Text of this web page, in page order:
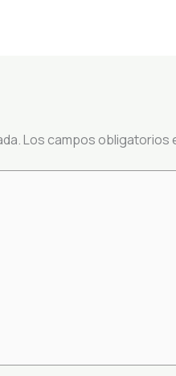
Los campos obligatorios